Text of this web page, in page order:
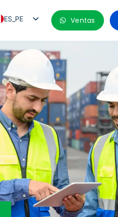
ES_PE
EN
ES
ES_MX
ES_CO
ES_CL
Ventas